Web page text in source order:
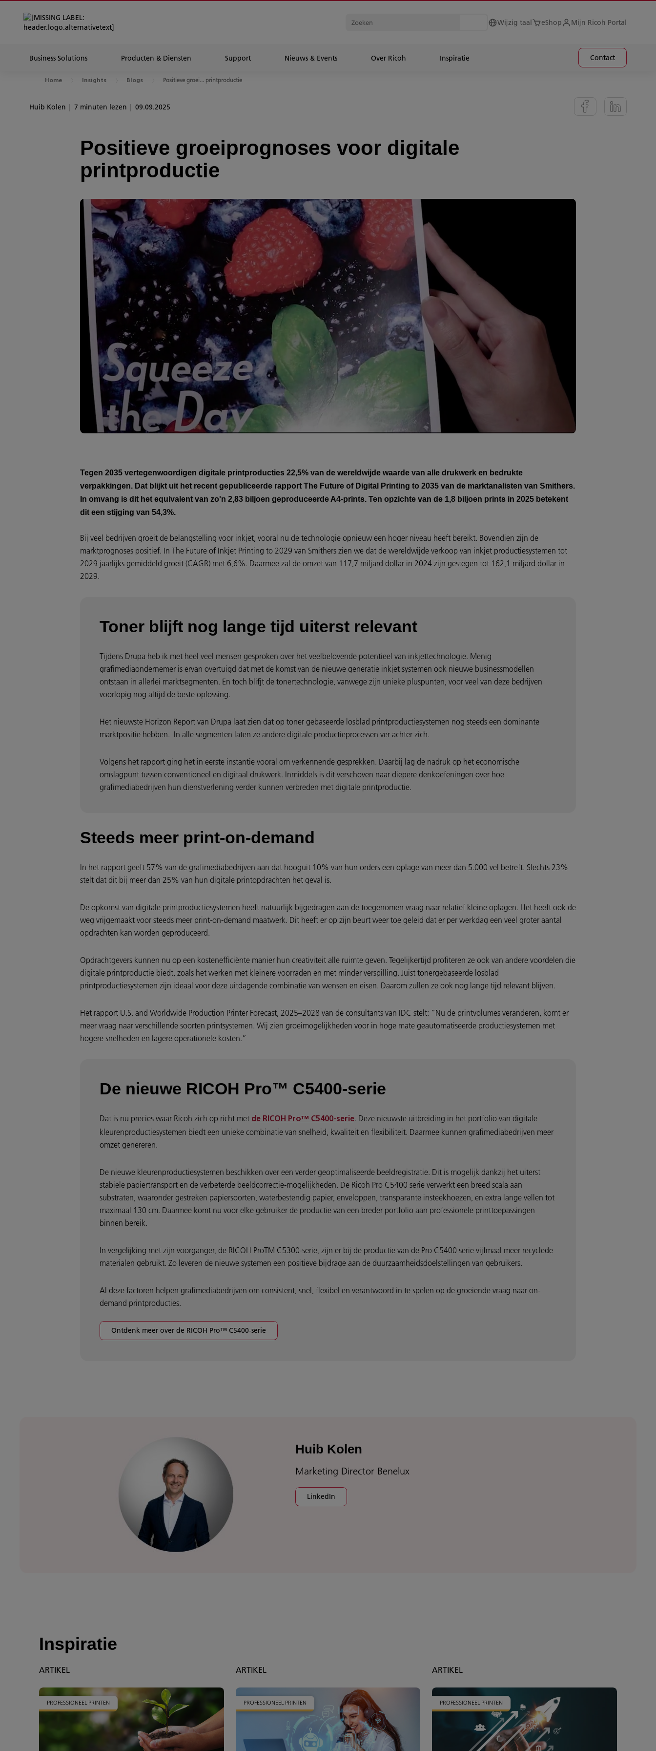
Wijzig taal eShop Mijn Ricoh Portal
Business Solutions Producten & Diensten Support Nieuws & Events Over Ricoh Inspiratie Contact
Home Insights Blogs Positieve groei... printproductie
Huib Kolen 7 minuten lezen 09.09.2025
Positieve groeiprognoses voor digitale
printproductie
Tegen 2035 vertegenwoordigen digitale printproducties 22,5% van de wereldwijde waarde van alle drukwerk en bedrukte
verpakkingen. Dat blijkt uit het recent gepubliceerde rapport The Future of Digital Printing to 2035 van de marktanalisten van Smithers.
In omvang is dit het equivalent van zo'n 2,83 biljoen geproduceerde A4-prints. Ten opzichte van de 1,8 biljoen prints in 2025 betekent
dit een stijging van 54,3%.
Bij veel bedrijven groeit de belangstelling voor inkjet, vooral nu de technologie opnieuw een hoger niveau heeft bereikt. Bovendien zijn de
marktprognoses positief. In The Future of Inkjet Printing to 2029 van Smithers zien we dat de wereldwijde verkoop van inkjet productiesystemen tot
2029 jaarlijks gemiddeld groeit (CAGR) met 6,6%. Daarmee zal de omzet van 117,7 miljard dollar in 2024 zijn gestegen tot 162,1 miljard dollar in
2029.
Toner blijft nog lange tijd uiterst relevant
Tijdens Drupa heb ik met heel veel mensen gesproken over het veelbelovende potentieel van inkjettechnologie. Menig
grafimediaondernemer is ervan overtuigd dat met de komst van de nieuwe generatie inkjet systemen ook nieuwe businessmodellen
ontstaan in allerlei marktsegmenten. En toch blifjt de tonertechnologie, vanwege zijn unieke pluspunten, voor veel van deze bedrijven
voorlopig nog altijd de beste oplossing.
Het nieuwste Horizon Report van Drupa laat zien dat op toner gebaseerde losblad printproductiesystemen nog steeds een dominante
marktpositie hebben. In alle segmenten laten ze andere digitale productieprocessen ver achter zich.
Volgens het rapport ging het in eerste instantie vooral om verkennende gesprekken. Daarbij lag de nadruk op het economische
omslagpunt tussen conventioneel en digitaal drukwerk. Inmiddels is dit verschoven naar diepere denkoefeningen over hoe
grafimediabedrijven hun dienstverlening verder kunnen verbreden met digitale printproductie.
Steeds meer print-on-demand
In het rapport geeft 57% van de grafimediabedrijven aan dat hooguit 10% van hun orders een oplage van meer dan 5.000 vel betreft. Slechts 23%
stelt dat dit bij meer dan 25% van hun digitale printopdrachten het geval is.
De opkomst van digitale printproductiesystemen heeft natuurlijk bijgedragen aan de toegenomen vraag naar relatief kleine oplagen. Het heeft ook de
weg vrijgemaakt voor steeds meer print-on-demand maatwerk. Dit heeft er op zijn beurt weer toe geleid dat er per werkdag een veel groter aantal
opdrachten kan worden geproduceerd.
Opdrachtgevers kunnen nu op een kostenefficiënte manier hun creativiteit alle ruimte geven. Tegelijkertijd profiteren ze ook van andere voordelen die
digitale printproductie biedt, zoals het werken met kleinere voorraden en met minder verspilling. Juist tonergebaseerde losblad
printproductiesystemen zijn ideaal voor deze uitdagende combinatie van wensen en eisen. Daarom zullen ze ook nog lange tijd relevant blijven.
Het rapport U.S. and Worldwide Production Printer Forecast, 2025–2028 van de consultants van IDC stelt: “Nu de printvolumes veranderen, komt er
meer vraag naar verschillende soorten printsystemen. Wij zien groeimogelijkheden voor in hoge mate geautomatiseerde productiesystemen met
hogere snelheden en lagere operationele kosten.”
De nieuwe RICOH Pro™ C5400-serie
Dat is nu precies waar Ricoh zich op richt met de RICOH Pro™ C5400-serie. Deze nieuwste uitbreiding in het portfolio van digitale
kleurenproductiesystemen biedt een unieke combinatie van snelheid, kwaliteit en flexibiliteit. Daarmee kunnen grafimediabedrijven meer
omzet genereren.
De nieuwe kleurenproductiesystemen beschikken over een verder geoptimaliseerde beeldregistratie. Dit is mogelijk dankzij het uiterst
stabiele papiertransport en de verbeterde beeldcorrectie-mogelijkheden. De Ricoh Pro C5400 serie verwerkt een breed scala aan
substraten, waaronder gestreken papiersoorten, waterbestendig papier, enveloppen, transparante insteekhoezen, en extra lange vellen tot
maximaal 130 cm. Daarmee komt nu voor elke gebruiker de productie van een breder portfolio aan professionele printtoepassingen
binnen bereik.
In vergelijking met zijn voorganger, de RICOH ProTM C5300-serie, zijn er bij de productie van de Pro C5400 serie vijfmaal meer recyclede
materialen gebruikt. Zo leveren de nieuwe systemen een positieve bijdrage aan de duurzaamheidsdoelstellingen van gebruikers.
Al deze factoren helpen grafimediabedrijven om consistent, snel, flexibel en verantwoord in te spelen op de groeiende vraag naar on-
demand printproducties.
Ontdenk meer over de RICOH Pro™ C5400-serie
Huib Kolen
Marketing Director Benelux
LinkedIn
Inspiratie
ARTIKEL
PROFESSIONEEL PRINTEN
ARTIKEL
PROFESSIONEEL PRINTEN
ARTIKEL
PROFESSIONEEL PRINTEN